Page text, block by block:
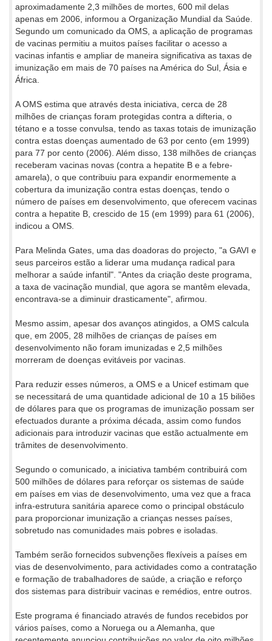
aproximadamente 2,3 milhões de mortes, 600 mil delas
apenas em 2006, informou a Organização Mundial da Saúde.
Segundo um comunicado da OMS, a aplicação de programas
de vacinas permitiu a muitos países facilitar o acesso a
vacinas infantis e ampliar de maneira significativa as taxas de
imunização em mais de 70 países na América do Sul, Ásia e
África.
A OMS estima que através desta iniciativa, cerca de 28
milhões de crianças foram protegidas contra a difteria, o
tétano e a tosse convulsa, tendo as taxas totais de imunização
contra estas doenças aumentado de 63 por cento (em 1999)
para 77 por cento (2006). Além disso, 138 milhões de crianças
receberam vacinas novas (contra a hepatite B e a febre-
amarela), o que contribuiu para expandir enormemente a
cobertura da imunização contra estas doenças, tendo o
número de países em desenvolvimento, que oferecem vacinas
contra a hepatite B, crescido de 15 (em 1999) para 61 (2006),
indicou a OMS.
Para Melinda Gates, uma das doadoras do projecto, "a GAVI e
seus parceiros estão a liderar uma mudança radical para
melhorar a saúde infantil". "Antes da criação deste programa,
a taxa de vacinação mundial, que agora se mantêm elevada,
encontrava-se a diminuir drasticamente", afirmou.
Mesmo assim, apesar dos avanços atingidos, a OMS calcula
que, em 2005, 28 milhões de crianças de países em
desenvolvimento não foram imunizadas e 2,5 milhões
morreram de doenças evitáveis por vacinas.
Para reduzir esses números, a OMS e a Unicef estimam que
se necessitará de uma quantidade adicional de 10 a 15 biliões
de dólares para que os programas de imunização possam ser
efectuados durante a próxima década, assim como fundos
adicionais para introduzir vacinas que estão actualmente em
trâmites de desenvolvimento.
Segundo o comunicado, a iniciativa também contribuirá com
500 milhões de dólares para reforçar os sistemas de saúde
em países em vias de desenvolvimento, uma vez que a fraca
infra-estrutura sanitária aparece como o principal obstáculo
para proporcionar imunização a crianças nesses países,
sobretudo nas comunidades mais pobres e isoladas.
Também serão fornecidos subvenções flexíveis a países em
vias de desenvolvimento, para actividades como a contratação
e formação de trabalhadores de saúde, a criação e reforço
dos sistemas para distribuir vacinas e remédios, entre outros.
Este programa é financiado através de fundos recebidos por
vários países, como a Noruega ou a Alemanha, que